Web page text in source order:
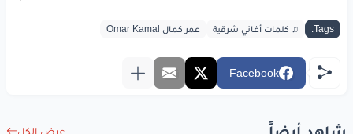
Tags: ♫ كلمات أغاني شرقية عمر كمال Omar Kamal
Facebook
عرض الكل